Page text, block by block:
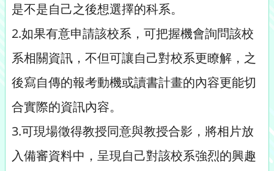
是不是自己之後想選擇的科系。
2.如果有意申請該校系，可把握機會詢問該校
系相關資訊，不但可讓自己對校系更瞭解，之
後寫自傳的報考動機或讀書計畫的內容更能切
合實際的資訊內容。
3.可現場徵得教授同意與教授合影，將相片放
入備審資料中，呈現自己對該校系強烈的興趣